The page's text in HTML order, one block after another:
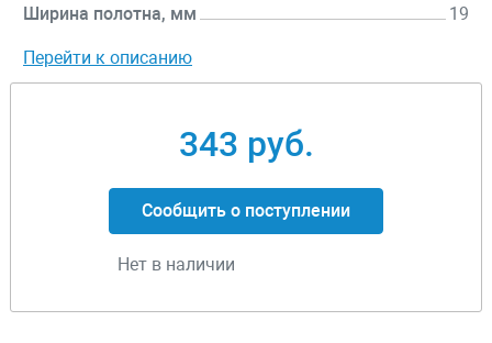
Ширина полотна, мм 19
Перейти к описанию
343 руб.
Сообщить о поступлении
Нет в наличии